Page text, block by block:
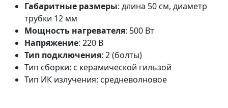
Габаритные размеры: длина 50 cм, диаметр
трубки 12 мм
Мощность нагревателя: 500 Вт
Напряжение: 220 В
Тип подключения: 2 (болты)
Тип сборки: с керамической гильзой
Тип ИК излучения: средневолновое